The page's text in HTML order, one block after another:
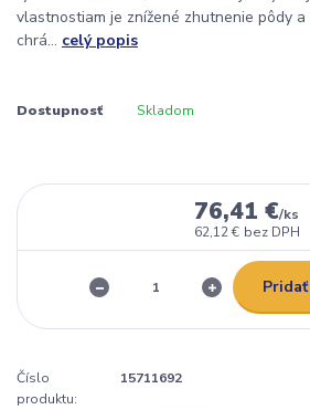
vlastnostiam je znížené zhutnenie pôdy
chrá... celý popis
Dostupnosť Skladom
76,41 €/ks
62,12 € bez DPH
Číslo
produktu:
15711692